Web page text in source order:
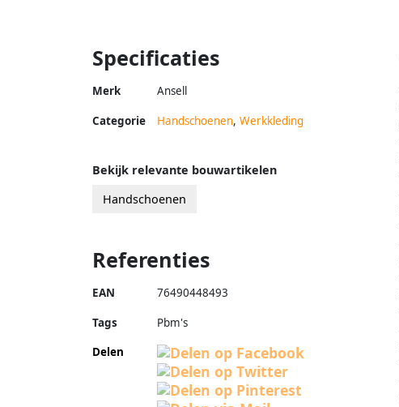
Specificaties
Merk Ansell
Categorie Handschoenen, Werkkleding
Bekijk relevante bouwartikelen
Handschoenen
Referenties
EAN 76490448493
Tags
Pbm's
Delen